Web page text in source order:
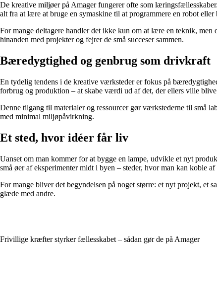
De kreative miljøer på Amager fungerer ofte som
alt fra at lære at bruge en symaskine til at programmere en robot
For mange deltagere handler det ikke kun om at lære en teknik,
hinanden med projekter og fejrer de små succeser sammen.
Bæredygtighed og genbrug som drivkraft
En tydelig tendens i de kreative værksteder er fokus på
forbrug og produktion – at skabe værdi ud af det, der ellers ville blive
Denne tilgang til materialer og ressourcer gør værkstederne til små
med minimal miljøpåvirkning.
Et sted, hvor idéer får liv
Uanset om man kommer for at bygge en lampe, udvikle et nyt
små øer af eksperimenter midt i byen – steder, hvor man kan koble
For mange bliver det begyndelsen på noget større: et nyt projekt, et
glæde med andre.
Frivillige kræfter styrker fællesskabet – sådan gør de på Amager